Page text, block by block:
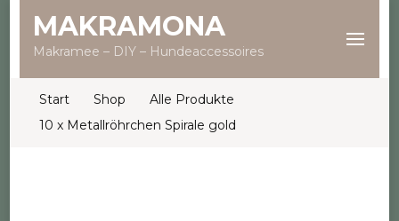
MAKRAMONA
Makramee – DIY – Hundeaccessoires
Start Shop
Alle Produkte
10 x Metallröhrchen Spirale gold